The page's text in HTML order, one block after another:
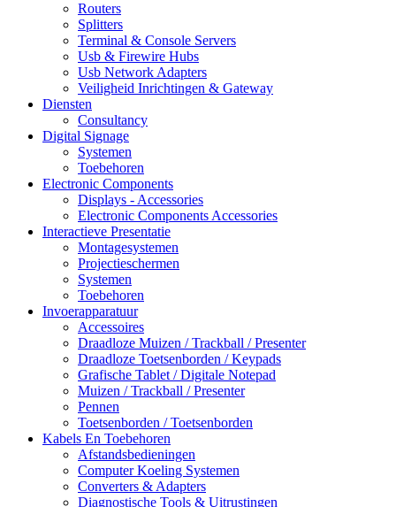
Routers
Splitters
Terminal & Console Servers
Usb & Firewire Hubs
Usb Network Adapters
Veiligheid Inrichtingen & Gateway
Diensten
Consultancy
Digital Signage
Systemen
Toebehoren
Electronic Components
Displays - Accessories
Electronic Components Accessories
Interactieve Presentatie
Montagesystemen
Projectieschermen
Systemen
Toebehoren
Invoerapparatuur
Accessoires
Draadloze Muizen / Trackball / Presenter
Draadloze Toetsenborden / Keypads
Grafische Tablet / Digitale Notepad
Muizen / Trackball / Presenter
Pennen
Toetsenborden / Toetsenborden
Kabels En Toebehoren
Afstandsbedieningen
Computer Koeling Systemen
Converters & Adapters
Diagnostische Tools & Uitrustingen